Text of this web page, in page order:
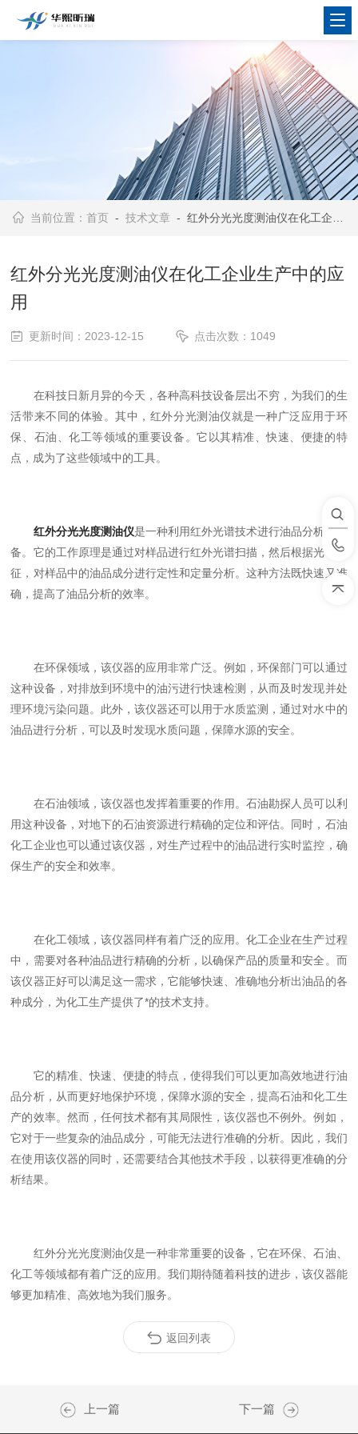
当前位置：首页 -技术文章 - 红外分光光度测油仪在化工企业生产中的应用
红外分光光度测油仪在化工企业生产中的应
用
更新时间：2023-12-15 点击次数：1049
在科技日新月异的今天，各种高科技设备层出不穷，为我们的生
活带来不同的体验。其中，红外分光测油仪就是一种广泛应用于环
保、石油、化工等领域的重要设备。它以其精准、快速、便捷的特
点，成为了这些领域中的工具。
红外分光光度测油仪是一种利用红外光谱技术进行油品分析的设
备。它的工作原理是通过对样品进行红外光谱扫描，然后根据光谱特
征，对样品中的油品成分进行定性和定量分析。这种方法既快速又准
确，提高了油品分析的效率。
在环保领域，该仪器的应用非常广泛。例如，环保部门可以通过
这种设备，对排放到环境中的油污进行快速检测，从而及时发现并处
理环境污染问题。此外，该仪器还可以用于水质监测，通过对水中的
油品进行分析，可以及时发现水质问题，保障水源的安全。
在石油领域，该仪器也发挥着重要的作用。石油勘探人员可以利
用这种设备，对地下的石油资源进行精确的定位和评估。同时，石油
化工企业也可以通过该仪器，对生产过程中的油品进行实时监控，确
保生产的安全和效率。
在化工领域，该仪器同样有着广泛的应用。化工企业在生产过程
中，需要对各种油品进行精确的分析，以确保产品的质量和安全。而
该仪器正好可以满足这一需求，它能够快速、准确地分析出油品的各
种成分，为化工生产提供了*的技术支持。
它的精准、快速、便捷的特点，使得我们可以更加高效地进行油
品分析，从而更好地保护环境，保障水源的安全，提高石油和化工生
产的效率。然而，任何技术都有其局限性，该仪器也不例外。例如，
它对于一些复杂的油品成分，可能无法进行准确的分析。因此，我们
在使用该仪器的同时，还需要结合其他技术手段，以获得更准确的分
析结果。
红外分光光度测油仪是一种非常重要的设备，它在环保、石油、
化工等领域都有着广泛的应用。我们期待随着科技的进步，该仪器能
够更加精准、高效地为我们服务。
返回列表
上一篇 下一篇